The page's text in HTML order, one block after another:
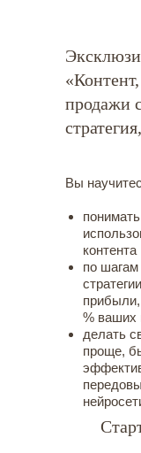
продажи
Вы
контента
по шагам
% ваших
делать
проще,